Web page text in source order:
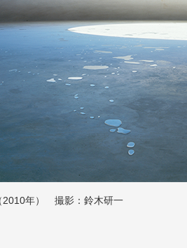
年） 撮影：鈴木研一